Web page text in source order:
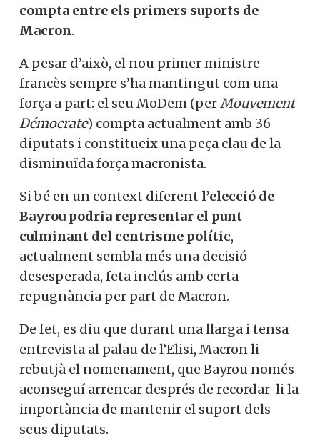
compta entre els primers suports de
Macron.
A pesar d’això, el nou primer ministre
francès sempre s’ha mantingut com una
força a part: el seu MoDem (perMouvement
Démocrate) compta actualment amb 36
diputats i constitueix una peça clau de la
disminuïda força macronista.
Si bé en un context diferent l’elecció de
Bayrou podria representar el punt
culminant del centrisme polític,
actualment sembla més una decisió
desesperada, feta inclús amb certa
repugnància per part de Macron.
De fet, es diu que durant una llarga i tensa
entrevista al palau de l’Elisi, Macron li
rebutjà el nomenament, que Bayrou només
aconseguí arrencar després de recordar-li la
importància de mantenir el suport dels
seus diputats.